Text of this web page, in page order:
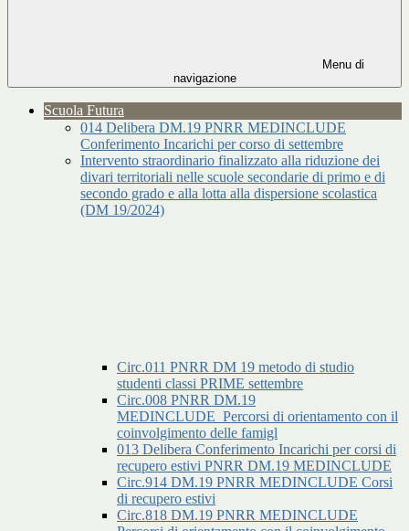
Menu di
navigazione
Scuola Futura
014 Delibera DM.19 PNRR MEDINCLUDE
Conferimento Incarichi per corso di settembre
Intervento straordinario finalizzato alla riduzione dei
divari territoriali nelle scuole secondarie di primo e di
secondo grado e alla lotta alla dispersione scolastica
(DM 19/2024)
Circ.011 PNRR DM 19 metodo di studio
studenti classi PRIME settembre
Circ.008 PNRR DM.19
MEDINCLUDE_Percorsi di orientamento con il
coinvolgimento delle famigl
013 Delibera Conferimento Incarichi per corsi di
recupero estivi PNRR DM.19 MEDINCLUDE
Circ.914 DM.19 PNRR MEDINCLUDE Corsi
di recupero estivi
Circ.818 DM.19 PNRR MEDINCLUDE